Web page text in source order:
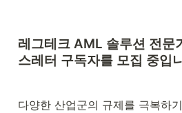
레그테크 AML 솔루션 전문
스레터 구독자를 모집 중입
다양한 산업군의 규제를 극복하